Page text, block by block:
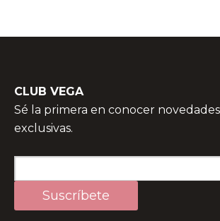
CLUB VEGA
Sé la primera en conocer
exclusivas.